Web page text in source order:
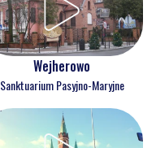
Wejherowo
Sanktuarium Pasyjno-Maryjne